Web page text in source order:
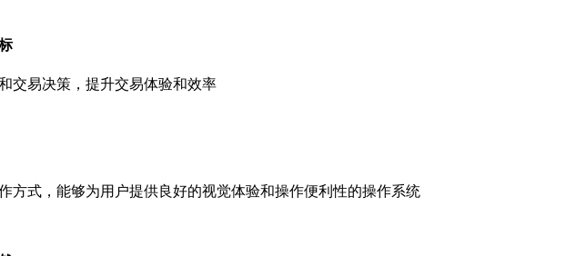
交易决策，提升交易体验和效率
方式，能够为用户提供良好的视觉体验和操作便利性的操作系统